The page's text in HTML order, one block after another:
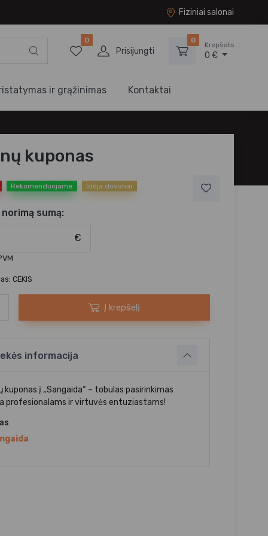
Fiziniai salonai
0
Prisijungti
0
Krepšelis
0 €
ir grąžinimas Kontaktai
kuponas
Rekomenduojame Idėja dovanai
sumą:
€
CEKIS
Į krepšelį
informacija
kuponas į „Sangaida“ – tobulas pasirinkimas
profesionalams ir virtuvės entuziastams!